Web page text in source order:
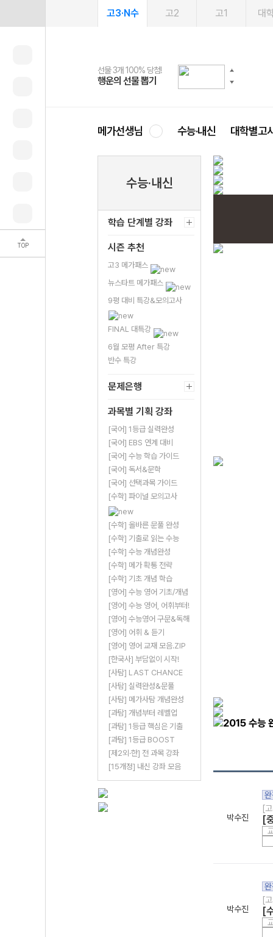
TOP
고3·N수 고2 고1 대
선물 3개 100% 당첨!
행운의 선물 뽑기
선물 100% 증정!
메가스터디 X 올리브
2027 러셀 단과
강사 공개선발
스마트러닝앱
설문 EVENT
메가패스
3일 무료 체험권
메가패스 수강생 무료혜택!
메가클럽 멤버십
사회공헌 캠페인
희망이룸 메가나눔
메가선생님 수능·내신 대학별고
수능·내신
학습 단계별 강좌
시즌 추천
고3 메가패스
뉴스타트 메가패스
9평 대비 특강&모의고사
FINAL 대특강
6월 모평 After 특강
반수 특강
문제은행
과목별 기획 강좌
[국어] 1등급 실력완성
[국어] EBS 연계 대비
[국어] 수능 학습 가이드
[국어] 독서&문학
[국어] 선택과목 가이드
[수학] 파이널 모의고사
[수학] 올바른 문풀 완성
[수학] 기출로 읽는 수능
[수학] 수능 개념완성
[수학] 메가 확통 전략
[수학] 기초 개념 학습
[영어] 수능 영어 기초/개념
[영어] 수능 영어, 어휘부터!
[영어] 수능영어 구문&독해
[영어] 어휘 & 듣기
[영어] 영어 교재 모음.ZIP
[한국사] 부담없이 시작!
[사탐] LAST CHANCE
[사탐] 실력완성&문풀
[사탐] 메가사탐 개념완성
[과탐] 개념부터 레벨업
[과탐] 1등급 핵심은 기출
[과탐] 1등급 BOOST
[제2외·한] 전 과목 강좌
[15개정] 내신 강좌 모음
박수진
[
[
박수진
[
[